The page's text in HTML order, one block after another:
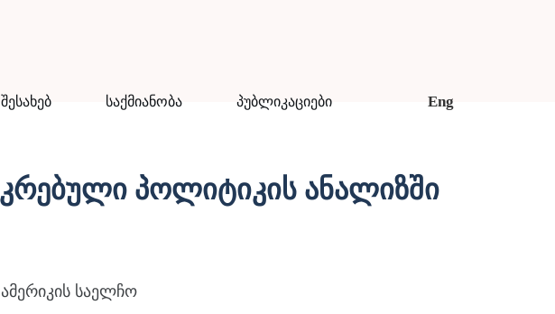
საქმიანობა პუბლიკაციები Eng
კრებული პოლიტიკის ანალიზში
საელჩო